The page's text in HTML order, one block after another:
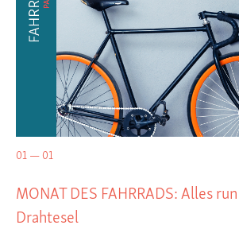
01 — 01
MONAT DES FAHRRADS: Alles
Drahtesel